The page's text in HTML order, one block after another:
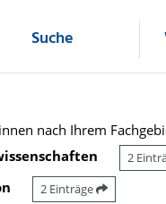
Suche
nach Ihrem
2
2 Einträge